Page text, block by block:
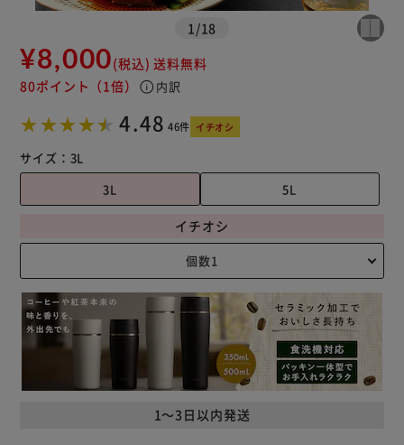
1 /18
¥8,000(税込) 送料無料
80ポイント （1倍） info 内訳
4.48 46件 イチオシ
サイズ： 3L
3L
5L
1～3日以内発送
イチオシ
カートに入れる 購入手続きへ